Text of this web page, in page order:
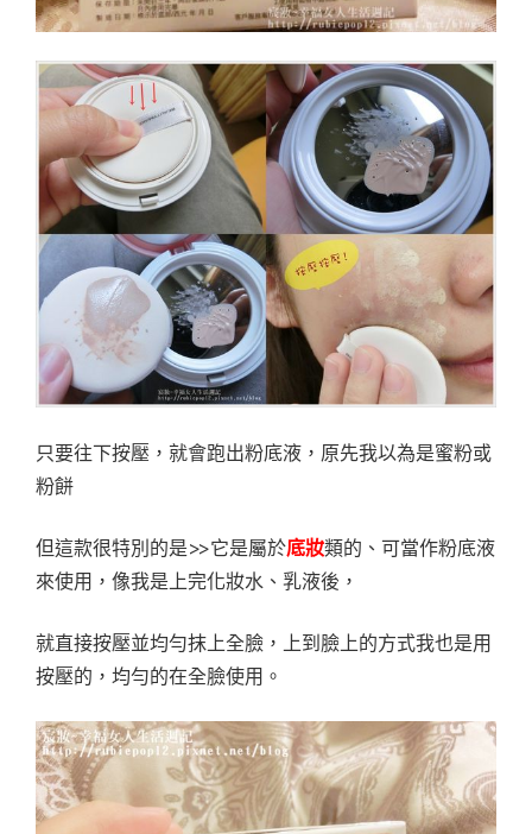
只要往下按壓，就會跑出粉底液，原先我以為是蜜粉或
粉餅
但這款很特別的是>>它是屬於底妝類的、可當作粉底液
來使用，像我是上完化妝水、乳液後，
就直接按壓並均勻抹上全臉，上到臉上的方式我也是用
按壓的，均勻的在全臉使用。